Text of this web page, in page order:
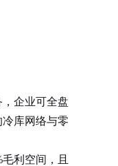
企业可全盘
库网络与零
利空间，且